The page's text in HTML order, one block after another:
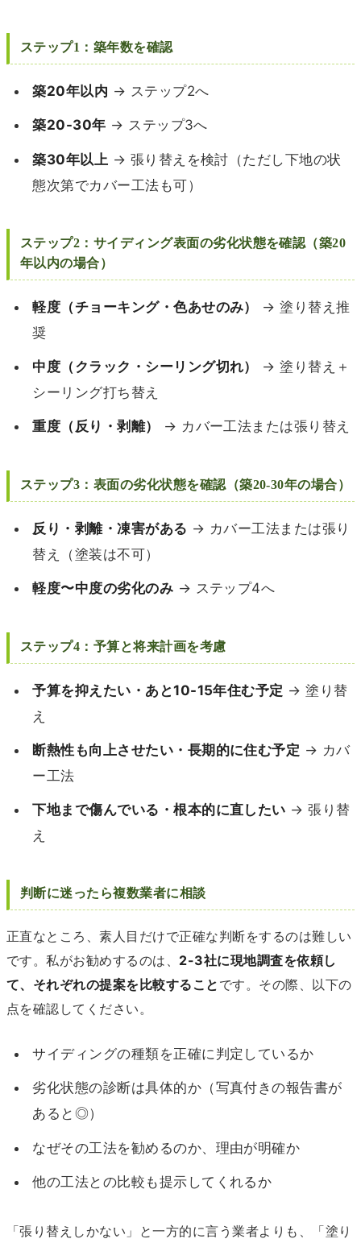
ステップ1：築年数を確認
築20年以内 → ステップ2へ
築20-30年 → ステップ3へ
築30年以上 → 張り替えを検討（ただし下地の状
態次第でカバー工法も可）
ステップ2：サイディング表面の劣化状態を確認（築20
年以内の場合）
軽度（チョーキング・色あせのみ）
→ 塗り替え推
奨
中度（クラック・シーリング切れ）
→ 塗り替え＋
シーリング打ち替え
重度（反り・剥離） → カバー工法または張り替え
ステップ3：表面の劣化状態を確認（築20-30年の場合）
反り・剥離・凍害がある → カバー工法または張り
替え（塗装は不可）
軽度〜中度の劣化のみ → ステップ4へ
ステップ4：予算と将来計画を考慮
予算を抑えたい・あと10-15年住む予定 → 塗り替
え
断熱性も向上させたい・長期的に住む予定 → カバ
ー工法
下地まで傷んでいる・根本的に直したい → 張り替
え
判断に迷ったら複数業者に相談
正直なところ、素人目だけで正確な判断をするのは難しい
です。私がお勧めするのは、 2-3社に現地調査を依頼し
て、それぞれの提案を比較すること です。その際、以下の
点を確認してください。
サイディングの種類を正確に判定しているか
劣化状態の診断は具体的か（写真付きの報告書が
あると◎）
なぜその工法を勧めるのか、理由が明確か
他の工法との比較も提示してくれるか
「張り替えしかない」と一方的に言う業者よりも、「塗り